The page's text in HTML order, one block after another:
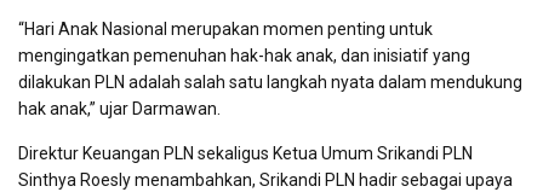
“Hari Anak Nasional merupakan momen penting untuk
mengingatkan pemenuhan hak-hak anak, dan inisiatif yang
dilakukan PLN adalah salah satu langkah nyata dalam mendukung
hak anak,” ujar Darmawan.
Direktur Keuangan PLN sekaligus Ketua Umum Srikandi PLN
Sinthya Roesly menambahkan, Srikandi PLN hadir sebagai upaya